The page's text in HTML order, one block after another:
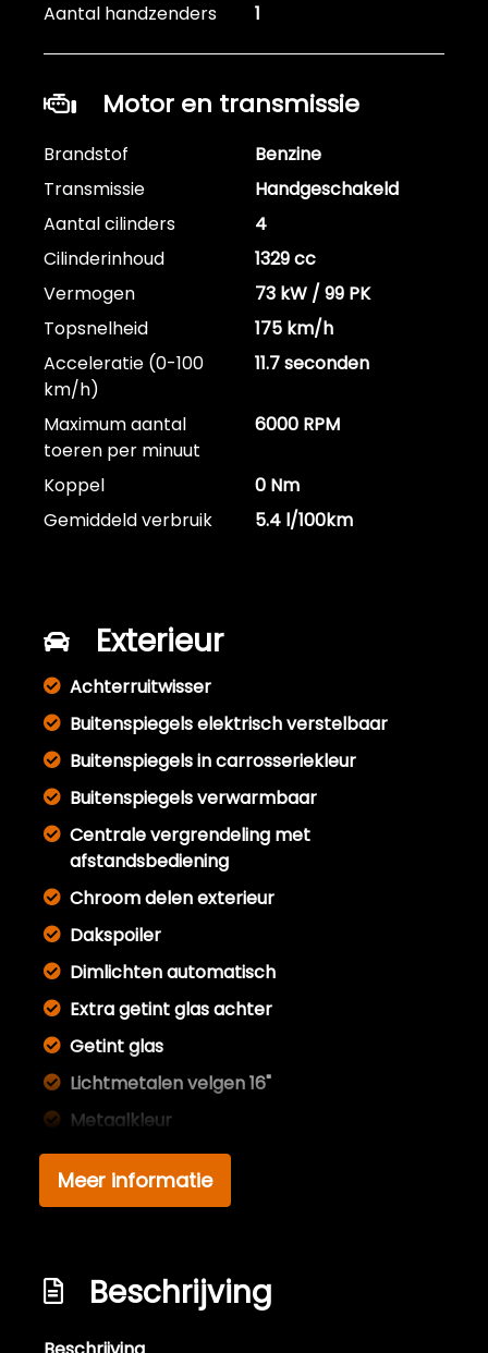
Aantal handzenders
1
Motor en transmissie
Brandstof
Benzine
Transmissie
Handgeschakeld
Aantal cilinders
4
Cilinderinhoud
1329 cc
Vermogen
73 kW / 99 PK
Topsnelheid
175 km/h
Acceleratie (0-100
km/h)
11.7 seconden
Maximum aantal
toeren per minuut
6000 RPM
Koppel
0 Nm
Gemiddeld verbruik
5.4 l/100km
Exterieur
Achterruitwisser
Buitenspiegels elektrisch verstelbaar
Buitenspiegels in carrosseriekleur
Buitenspiegels verwarmbaar
Centrale vergrendeling met
afstandsbediening
Chroom delen exterieur
Dakspoiler
Dimlichten automatisch
Extra getint glas achter
Getint glas
Lichtmetalen velgen 16"
Metaalkleur
Mistlampen voor
Sportonderstel
Interieur
Meer informatie
Beschrijving